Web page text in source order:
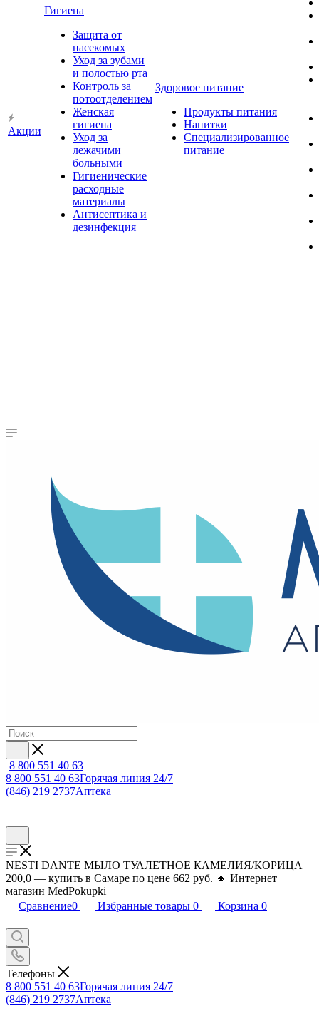
Акции
Гигиена
Защита от
насекомых
Уход за зубами
и полостью рта
Контроль за
потоотделением
Женская
гигиена
Уход за
лежачими
больными
Гигиенические
расходные
материалы
Антисептика и
дезинфекция
Здоровое питание
Продукты питания
Напитки
Специализированное
питание
8 800 551 40 63
8 800 551 40 63Горячая линия 24/7
(846) 219 2737Аптека
NESTI DANTE МЫЛО ТУАЛЕТНОЕ КАМЕЛИЯ/КОРИЦА
200,0 — купить в Самаре по цене 662 руб. 🔸 Интернет
магазин MedPokupki
Сравнение0 Избранные товары 0 Корзина 0
Телефоны
8 800 551 40 63Горячая линия 24/7
(846) 219 2737Аптека